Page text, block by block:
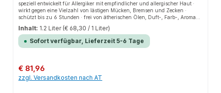
speziell entwickelt für Allergiker mit empfindlicher und allergischer Haut ·
wirkt gegen eine Vielzahl von lästigen Mücken, Bremsen und Zecken ·
schützt bis zu 6 Stunden · frei von ätherischen Ölen, Duft-, Farb-, Aroma-
und Konservierungsstoffen · auch geeignet für Kontaktallergiker und
Asthmatiker · getestet und empfohlen vom DAAB (Deutscher Allergie-und
Asthmabund e. V.) · sehr geringer, kaum wahrnehmbarer Duft · hochwertige,
leicht abbaubare Inhaltstoffe · eingestellt auf den natürlichen, leicht sauren
Inhalt: 1.2 Liter (€ 68,30 / 1 Liter)
Sofort verfügbar, Lieferzeit 5-6 Tage
Regulärer Preis:
€ 81,96
zzgl. Versandkosten nach AT